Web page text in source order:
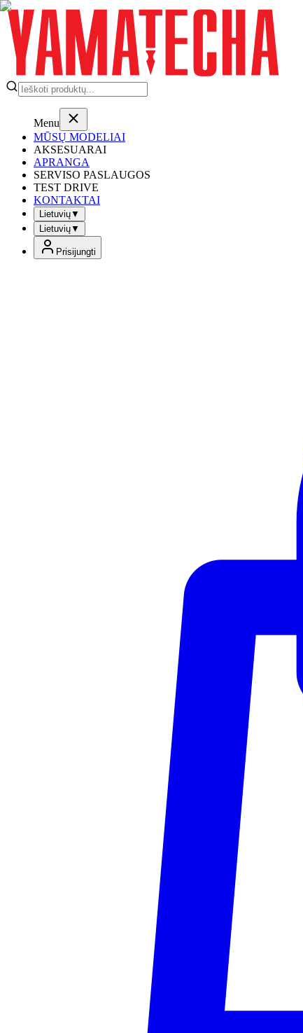
Menu
MŪSŲ MODELIAI
AKSESUARAI
APRANGA
SERVISO PASLAUGOS
TEST DRIVE
KONTAKTAI
Lietuvių▼
Lietuvių▼
Prisijungti